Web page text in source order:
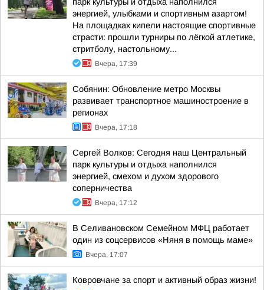
энергией, улыбками и спортивным азартом!
На площадках кипели настоящие спортивные
страсти: прошли турниры по лёгкой атлетике,
стритболу, настольному...
Вчера, 17:39
Собянин: Обновление метро Москвы
развивает транспортное машиностроение в
регионах
Вчера, 17:18
Сергей Волков: Сегодня наш Центральный
парк культуры и отдыха наполнился
энергией, смехом и духом здорового
соперничества
Вчера, 17:12
В Селивановском Семейном МФЦ работает
один из соцсервисов «Няня в помощь маме»
Вчера, 17:07
Ковровчане за спорт и активный образ жизни!